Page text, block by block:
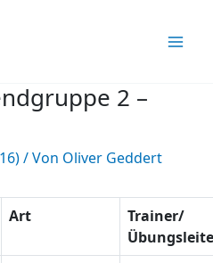
2 –
/ Von Oliver Geddert
Art
Trainer/